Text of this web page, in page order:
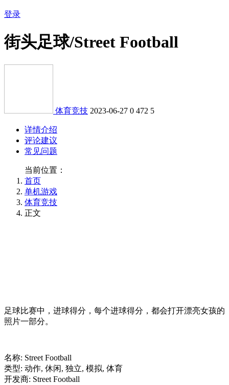
登录
街头足球/Street Football
体育竞技 2023-06-27 0 472 5
详情介绍
评论建议
常见问题
当前位置：
首页
单机游戏
体育竞技
正文
足球比赛中，进球得分，每个进球得分，都会打开漂亮女孩的
照片一部分。
名称: Street Football
类型: 动作, 休闲, 独立, 模拟, 体育
开发商: Street Football